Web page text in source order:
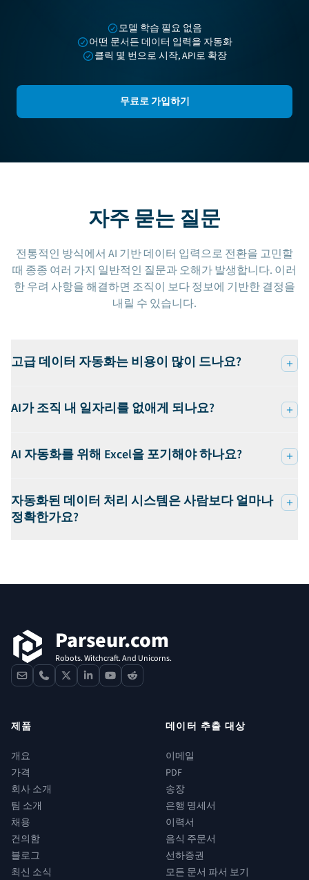
모델 학습 필요 없음
어떤 문서든 데이터 입력을 자동화
클릭 몇 번으로 시작, API로 확장
무료로 가입하기
자주 묻는 질문
전통적인 방식에서 AI 기반 데이터 입력으로 전환을 고민할
때 종종 여러 가지 일반적인 질문과 오해가 발생합니다. 이러
한 우려 사항을 해결하면 조직이 보다 정보에 기반한 결정을
내릴 수 있습니다.
고급 데이터 자동화는 비용이 많이 드나요?
AI가 조직 내 일자리를 없애게 되나요?
AI 자동화를 위해 Excel을 포기해야 하나요?
자동화된 데이터 처리 시스템은 사람보다 얼마나
정확한가요?
Parseur.com
Robots. Witchcraft. And Unicorns.
contactphone
x linkedinyoutube
reddit
제품
개요
가격
회사 소개
팀 소개
채용
건의함
블로그
최신 소식
데이터 추출 대상
이메일
PDF
송장
은행 명세서
이력서
음식 주문서
선하증권
모든 문서 파서 보기